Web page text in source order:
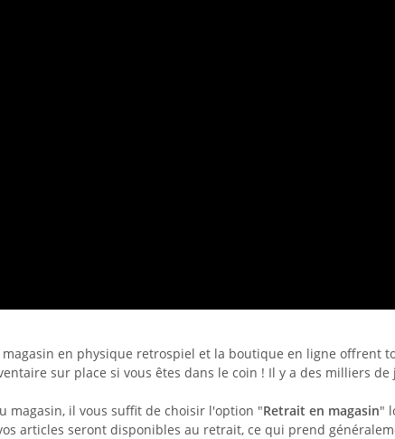
magasin en physique retrospiel et la boutique en ligne offrent
sur place si vous êtes dans le coin ! Il y a des milliers
magasin, il vous suffit de choisir l'option "Retrait en magasin"
articles seront disponibles au retrait, ce qui prend